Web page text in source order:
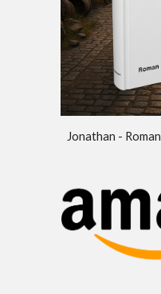
Jonathan - Roman